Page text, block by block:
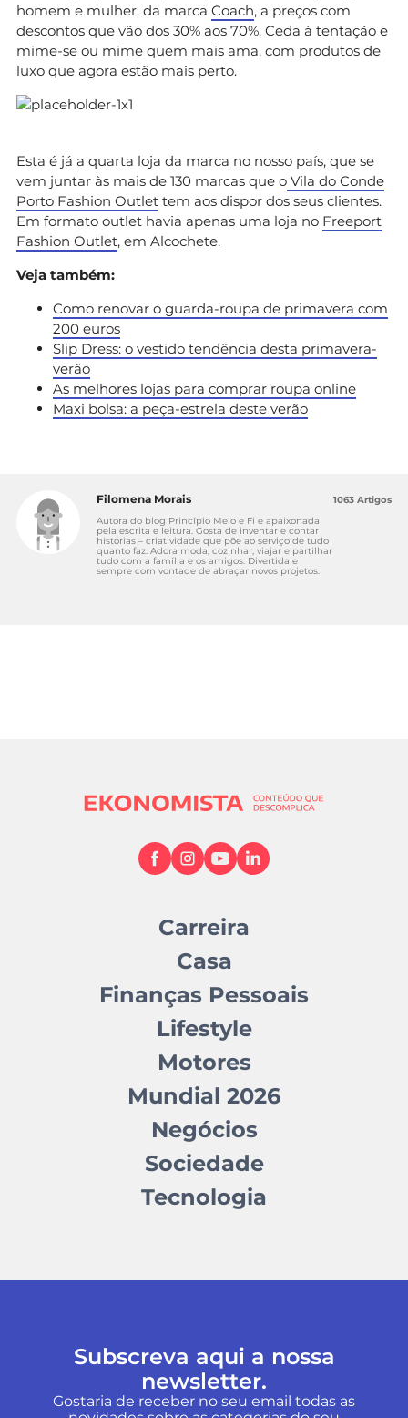
homem e mulher, da marca Coach, a preços com
descontos que vão dos 30% aos 70%. Ceda à tentação e
mime-se ou mime quem mais ama, com produtos de
luxo que agora estão mais perto.
Esta é já a quarta loja da marca no nosso país, que se
vem juntar às mais de 130 marcas que o Vila do Conde
Porto Fashion Outlet tem aos dispor dos seus clientes.
Em formato outlet havia apenas uma loja no Freeport
Fashion Outlet, em Alcochete.
Veja também:
Como renovar o guarda-roupa de primavera com
200 euros
Slip Dress: o vestido tendência desta primavera-
verão
As melhores lojas para comprar roupa online
Maxi bolsa: a peça-estrela deste verão
Filomena Morais
Autora do blog Princípio Meio e Fi e apaixonada
pela escrita e leitura. Gosta de inventar e contar
histórias – criatividade que põe ao serviço de tudo
quanto faz. Adora moda, cozinhar, viajar e partilhar
tudo com a família e os amigos. Divertida e
sempre com vontade de abraçar novos projetos.
1063 Artigos
Carreira
Casa
Finanças Pessoais
Lifestyle
Motores
Mundial 2026
Negócios
Sociedade
Tecnologia
Subscreva aqui a nossa
newsletter.
Gostaria de receber no seu email todas as